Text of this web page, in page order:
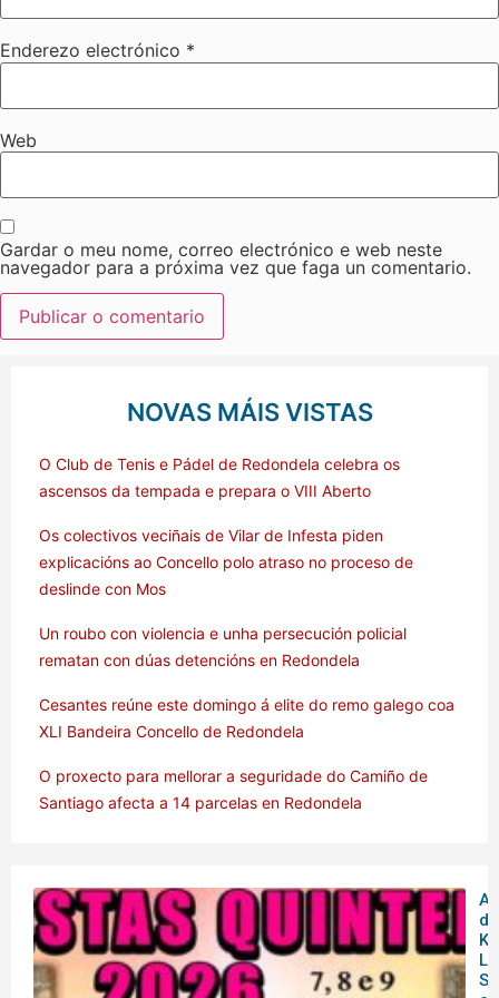
Enderezo electrónico *
Web
Gardar o meu nome, correo electrónico e web neste
navegador para a próxima vez que faga un comentario.
NOVAS MÁIS VISTAS
O Club de Tenis e Pádel de Redondela celebra os
ascensos da tempada e prepara o VIII Aberto
Os colectivos veciñais de Vilar de Infesta piden
explicacións ao Concello polo atraso no proceso de
deslinde con Mos
Un roubo con violencia e unha persecución policial
rematan con dúas detencións en Redondela
Cesantes reúne este domingo á elite do remo galego coa
XLI Bandeira Concello de Redondela
O proxecto para mellorar a seguridade do Camiño de
Santiago afecta a 14 parcelas en Redondela